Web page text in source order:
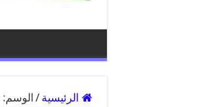
الرئيسية / الوسم: